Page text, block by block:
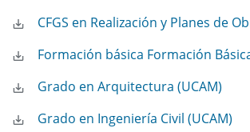
CFGS en Realización y Planes de
Formación básica Formación
Grado en Arquitectura (UCAM)
Grado en Ingeniería Civil (UCAM)